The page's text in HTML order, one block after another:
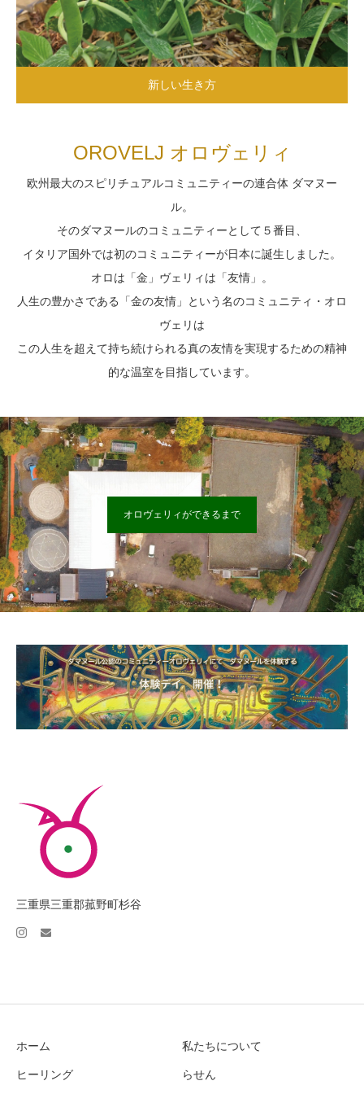
新しい生き方
OROVELJ オロヴェリィ
欧州最大のスピリチュアルコミュニティーの連合体 ダマヌー
ル。
そのダマヌールのコミュニティーとして５番目、
イタリア国外では初のコミュニティーが日本に誕生しました。
オロは「金」ヴェリィは「友情」。
人生の豊かさである「金の友情」という名のコミュニティ・オロ
ヴェリは
この人生を超えて持ち続けられる真の友情を実現するための精神
的な温室を目指しています。
オロヴェリィができるまで
三重県三重郡菰野町杉谷
ホーム 私たちについて
ヒーリング らせん